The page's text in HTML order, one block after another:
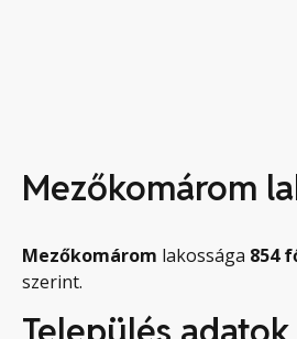
Mezőkomárom
Mezőkomárom lakossága 854
szerint.